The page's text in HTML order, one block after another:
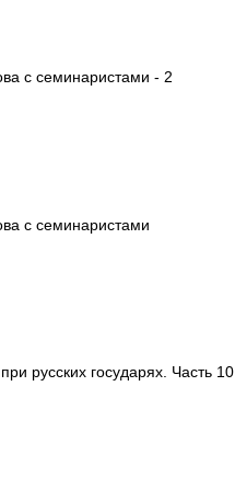
с семинаристами - 2
с семинаристами
русских государях. Часть 10